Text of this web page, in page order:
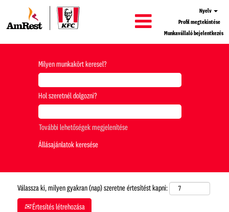
Nyelv
Profil megtekintése
Munkavállaló bejelentkezés
Milyen munkakört keresel?
Hol szeretnél dolgozni?
További lehetőségek megjelenítése
Válassza ki, milyen gyakran (nap) szeretne értesítést kapni:
Értesítés létrehozása